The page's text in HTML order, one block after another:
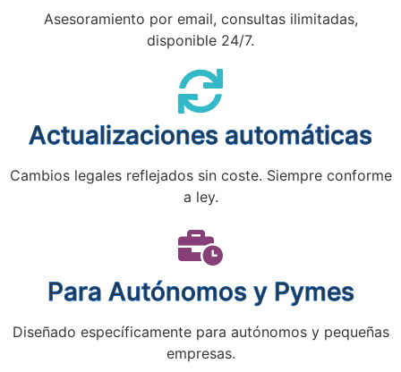
Asesoramiento por email, consultas ilimitadas,
disponible 24/7.
Actualizaciones automáticas
Cambios legales reflejados sin coste. Siempre conforme
a ley.
Para Autónomos y Pymes
Diseñado específicamente para autónomos y pequeñas
empresas.